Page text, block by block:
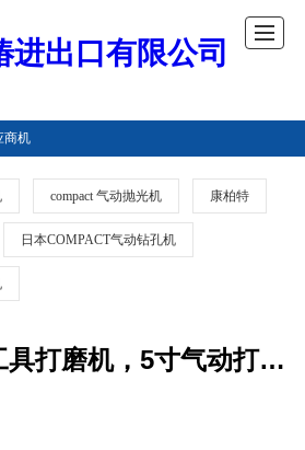
进出口有限公司
商机
compact 气动抛光机 康柏特
日本COMPACT气动钻孔机
供应进口气动工具打磨机，5寸气动打磨机，家具打磨机